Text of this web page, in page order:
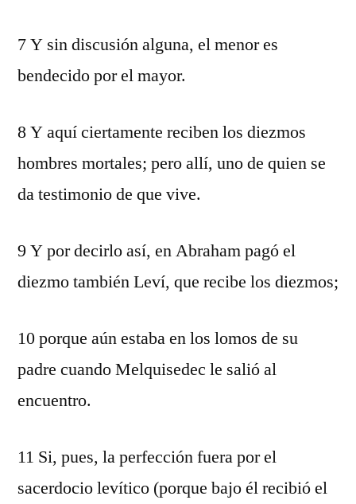
7 Y sin discusión alguna, el menor es
bendecido por el mayor.
8 Y aquí ciertamente reciben los diezmos
hombres mortales; pero allí, uno de quien se
da testimonio de que vive.
9 Y por decirlo así, en Abraham pagó el
diezmo también Leví, que recibe los diezmos;
10 porque aún estaba en los lomos de su
padre cuando Melquisedec le salió al
encuentro.
11 Si, pues, la perfección fuera por el
sacerdocio levítico (porque bajo él recibió el